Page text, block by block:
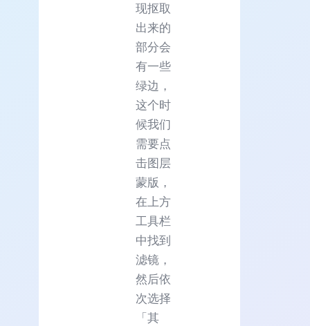
现抠取
出来的
部分会
有一些
绿边，
这个时
候我们
需要点
击图层
蒙版，
在上方
工具栏
中找到
滤镜，
然后依
次选择
「其